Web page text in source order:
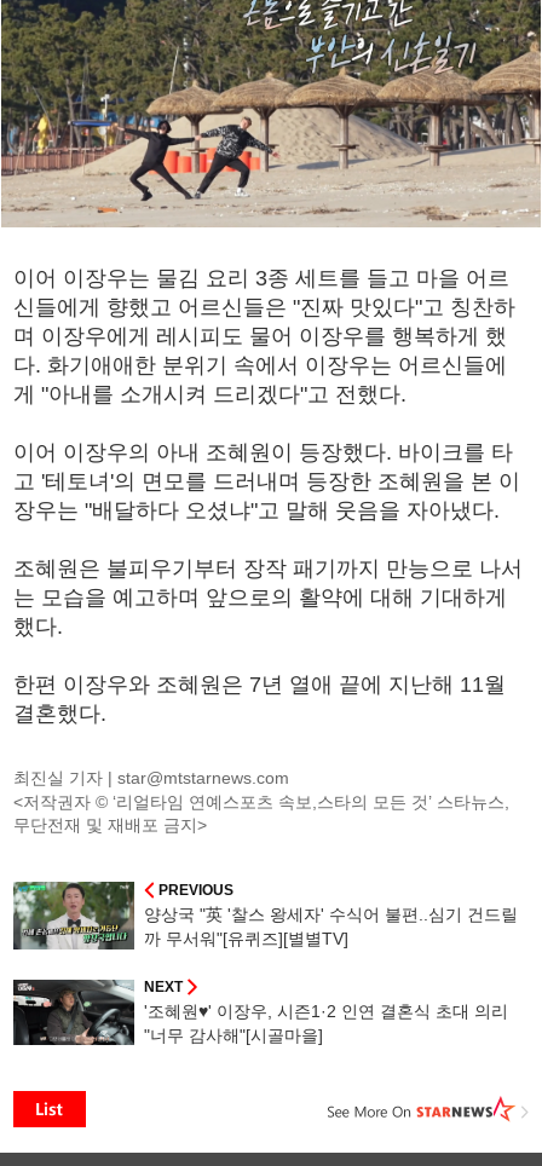
이어 이장우는 물김 요리 3종 세트를 들고 마을 어르
신들에게 향했고 어르신들은 "진짜 맛있다"고 칭찬하
며 이장우에게 레시피도 물어 이장우를 행복하게 했
다. 화기애애한 분위기 속에서 이장우는 어르신들에
게 "아내를 소개시켜 드리겠다"고 전했다.
이어 이장우의 아내 조혜원이 등장했다. 바이크를 타
고 '테토녀'의 면모를 드러내며 등장한 조혜원을 본 이
장우는 "배달하다 오셨냐"고 말해 웃음을 자아냈다.
조혜원은 불피우기부터 장작 패기까지 만능으로 나서
는 모습을 예고하며 앞으로의 활약에 대해 기대하게
했다.
한편 이장우와 조혜원은 7년 열애 끝에 지난해 11월
결혼했다.
최진실 기자 |star@mtstarnews.com
<저작권자 © ‘리얼타임 연예스포츠 속보,스타의 모든 것’ 스타뉴스,
무단전재 및 재배포 금지>
PREVIOUS
양상국 "英 '찰스 왕세자' 수식어 불편..심기 건드릴
까 무서워"[유퀴즈][별별TV]
NEXT
'조혜원♥' 이장우, 시즌1·2 인연 결혼식 초대 의리
"너무 감사해"[시골마을]